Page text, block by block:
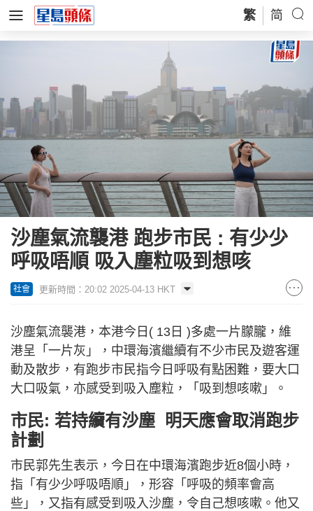
繁 简
沙塵氣流襲港 跑步市民 : 有少少
呼吸唔順 吸入塵粒吸到想咳
社會 更新時間：20:02 2025-04-13 HKT
沙塵氣流襲港，本港今日( 13日 )多處一片朦朧，維
港呈「一片灰」，中環海濱繼續有不少市民及遊客運
動及散步，有跑步市民指今日呼吸有點困難，要大口
大口吸氣，亦感受到吸入塵粒，「吸到想咳嗽」。
市民: 若持續有沙塵 明天應會取消跑步
計劃
市民郭先生表示，今日在中環海濱跑步近8個小時，
指「有少少呼吸唔順」，形容「呼吸的頻率會高
些」，又指有感受到吸入沙塵，令自己想咳嗽。他又